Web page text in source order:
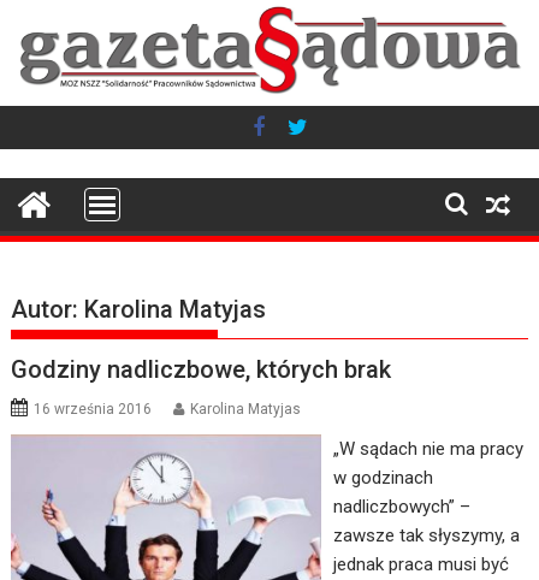
content
Autor: Karolina Matyjas
Godziny nadliczbowe, których brak
16 września 2016 Karolina Matyjas
„W sądach nie ma pracy
w godzinach
nadliczbowych” –
zawsze tak słyszymy, a
jednak praca musi być